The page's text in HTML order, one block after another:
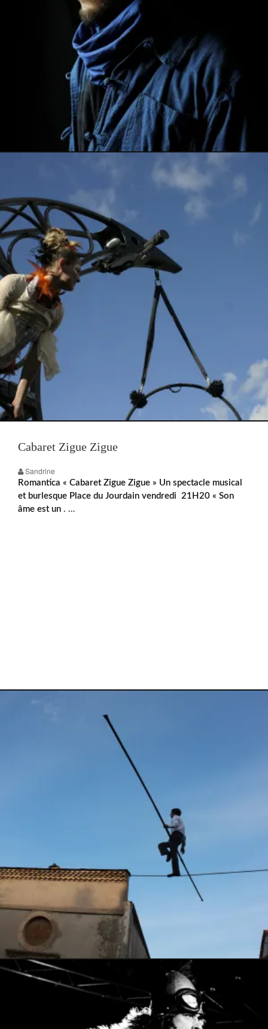
Cabaret Zigue Zigue
Sandrine
Romantica « Cabaret Zigue Zigue » Un spectacle musical
et burlesque Place du Jourdain vendredi 21H20 « Son
âme est un . …